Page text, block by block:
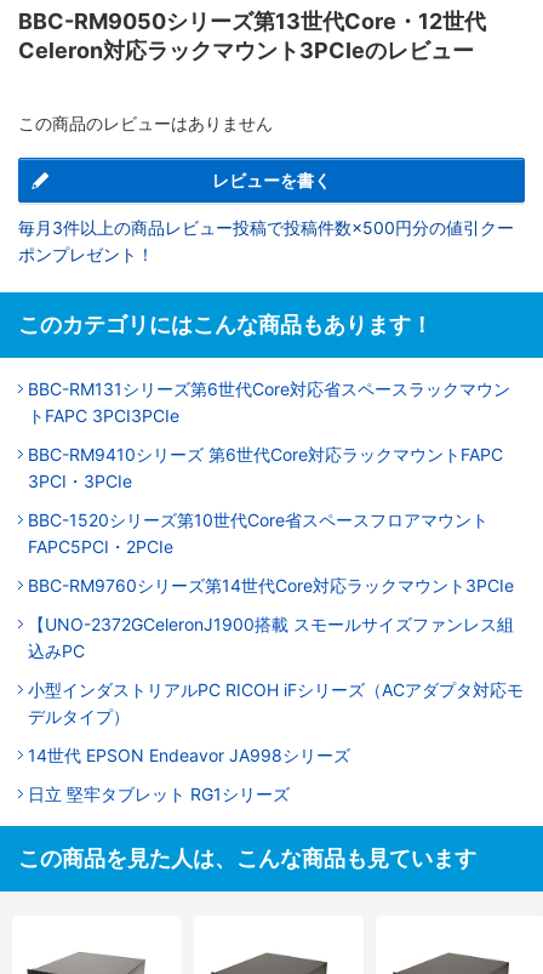
BBC-RM9050シリーズ第13世代Core・12世代
Celeron対応ラックマウント3PCIeのレビュー
この商品のレビューはありません
レビューを書く
毎月3件以上の商品レビュー投稿で投稿件数×500円分の値引クー
ポンプレゼント！
このカテゴリにはこんな商品もあります！
BBC-RM131シリーズ第6世代Core対応省スペースラックマウン
トFAPC 3PCI3PCIe
BBC-RM9410シリーズ 第6世代Core対応ラックマウントFAPC
3PCI・3PCIe
BBC-1520シリーズ第10世代Core省スペースフロアマウント
FAPC5PCI・2PCIe
BBC-RM9760シリーズ第14世代Core対応ラックマウント3PCIe
【UNO-2372GCeleronJ1900搭載 スモールサイズファンレス組
込みPC
小型インダストリアルPC RICOH iFシリーズ（ACアダプタ対応モ
デルタイプ）
14世代 EPSON Endeavor JA998シリーズ
日立 堅牢タブレット RG1シリーズ
この商品を見た人は、こんな商品も見ています